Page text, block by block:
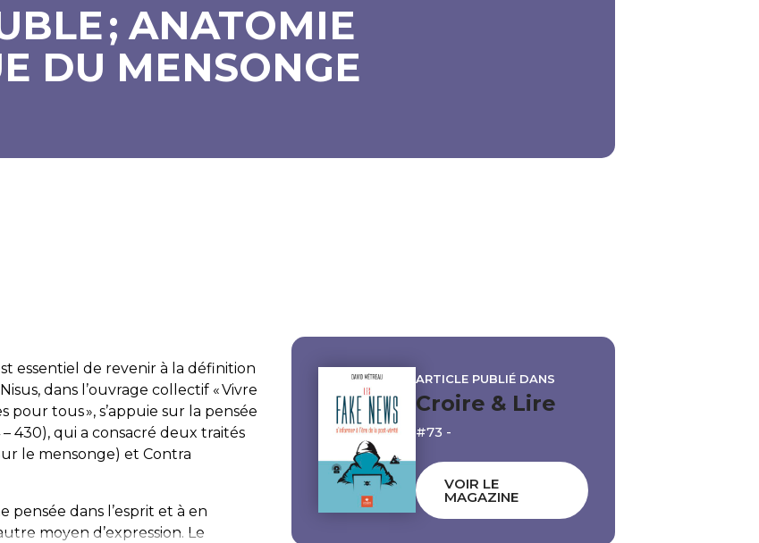
; ANATOMIE
DU MENSONGE
essentiel de revenir à la définition
dans l’ouvrage collectif «Vivre
pour tous»,s’appuie sur la pensée
430), qui a consacré deux traités
le mensonge) etContra
pensée dans l’esprit et à en
moyen d’expression. Le
ARTICLE PUBLIÉ DANS
Croire & Lire
#73 -
VOIR LE
MAGAZINE